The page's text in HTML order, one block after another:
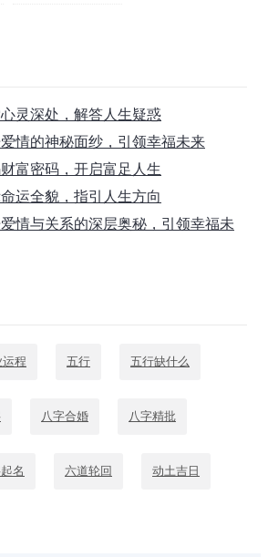
灵深处，解答人生疑惑
情的神秘面纱，引领幸福未来
富密码，开启富足人生
运全貌，指引人生方向
情与关系的深层奥秘，引领幸福未
程 五行 五行缺什么
八字合婚 八字精批
名 六道轮回 动土吉日